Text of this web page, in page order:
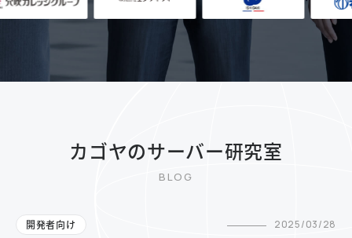
カゴヤのサーバー研究室
開発者向け 2025/03/28